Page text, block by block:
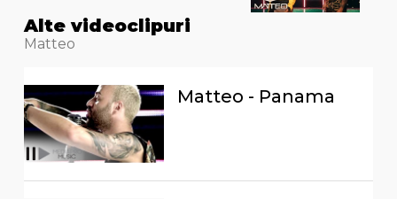
Alte videoclipuri
Matteo
Matteo - Panama